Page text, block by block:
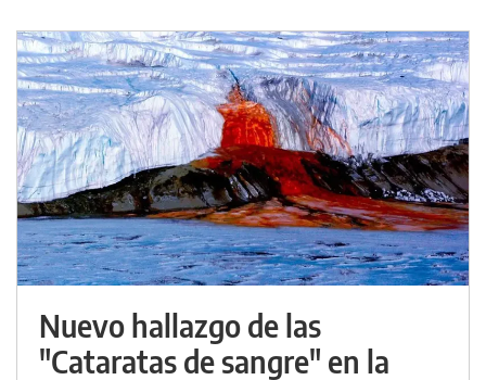
Nuevo hallazgo de las
"Cataratas de sangre" en la